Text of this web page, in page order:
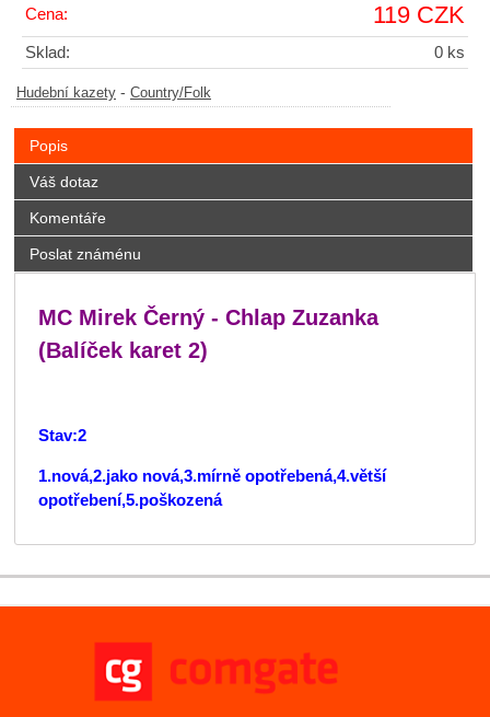
Cena: 119 CZK
Sklad: 0 ks
Hudební kazety - Country/Folk
Popis
Váš dotaz
Komentáře
Poslat známénu
MC Mirek Černý - Chlap Zuzanka
(Balíček karet 2)
Stav:2
1.nová,2.jako nová,3.mírně opotřebená,4.větší
opotřebení,5.poškozená